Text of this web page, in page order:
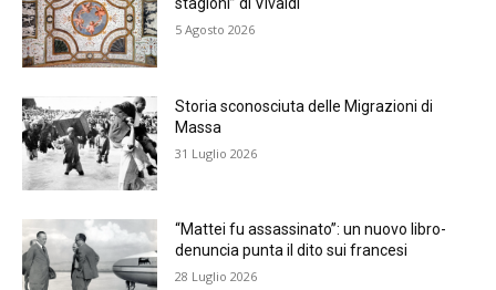
5 Agosto 2026
Storia sconosciuta delle Migrazioni di
Massa
31 Luglio 2026
“Mattei fu assassinato”: un nuovo libro-
denuncia punta il dito sui francesi
28 Luglio 2026